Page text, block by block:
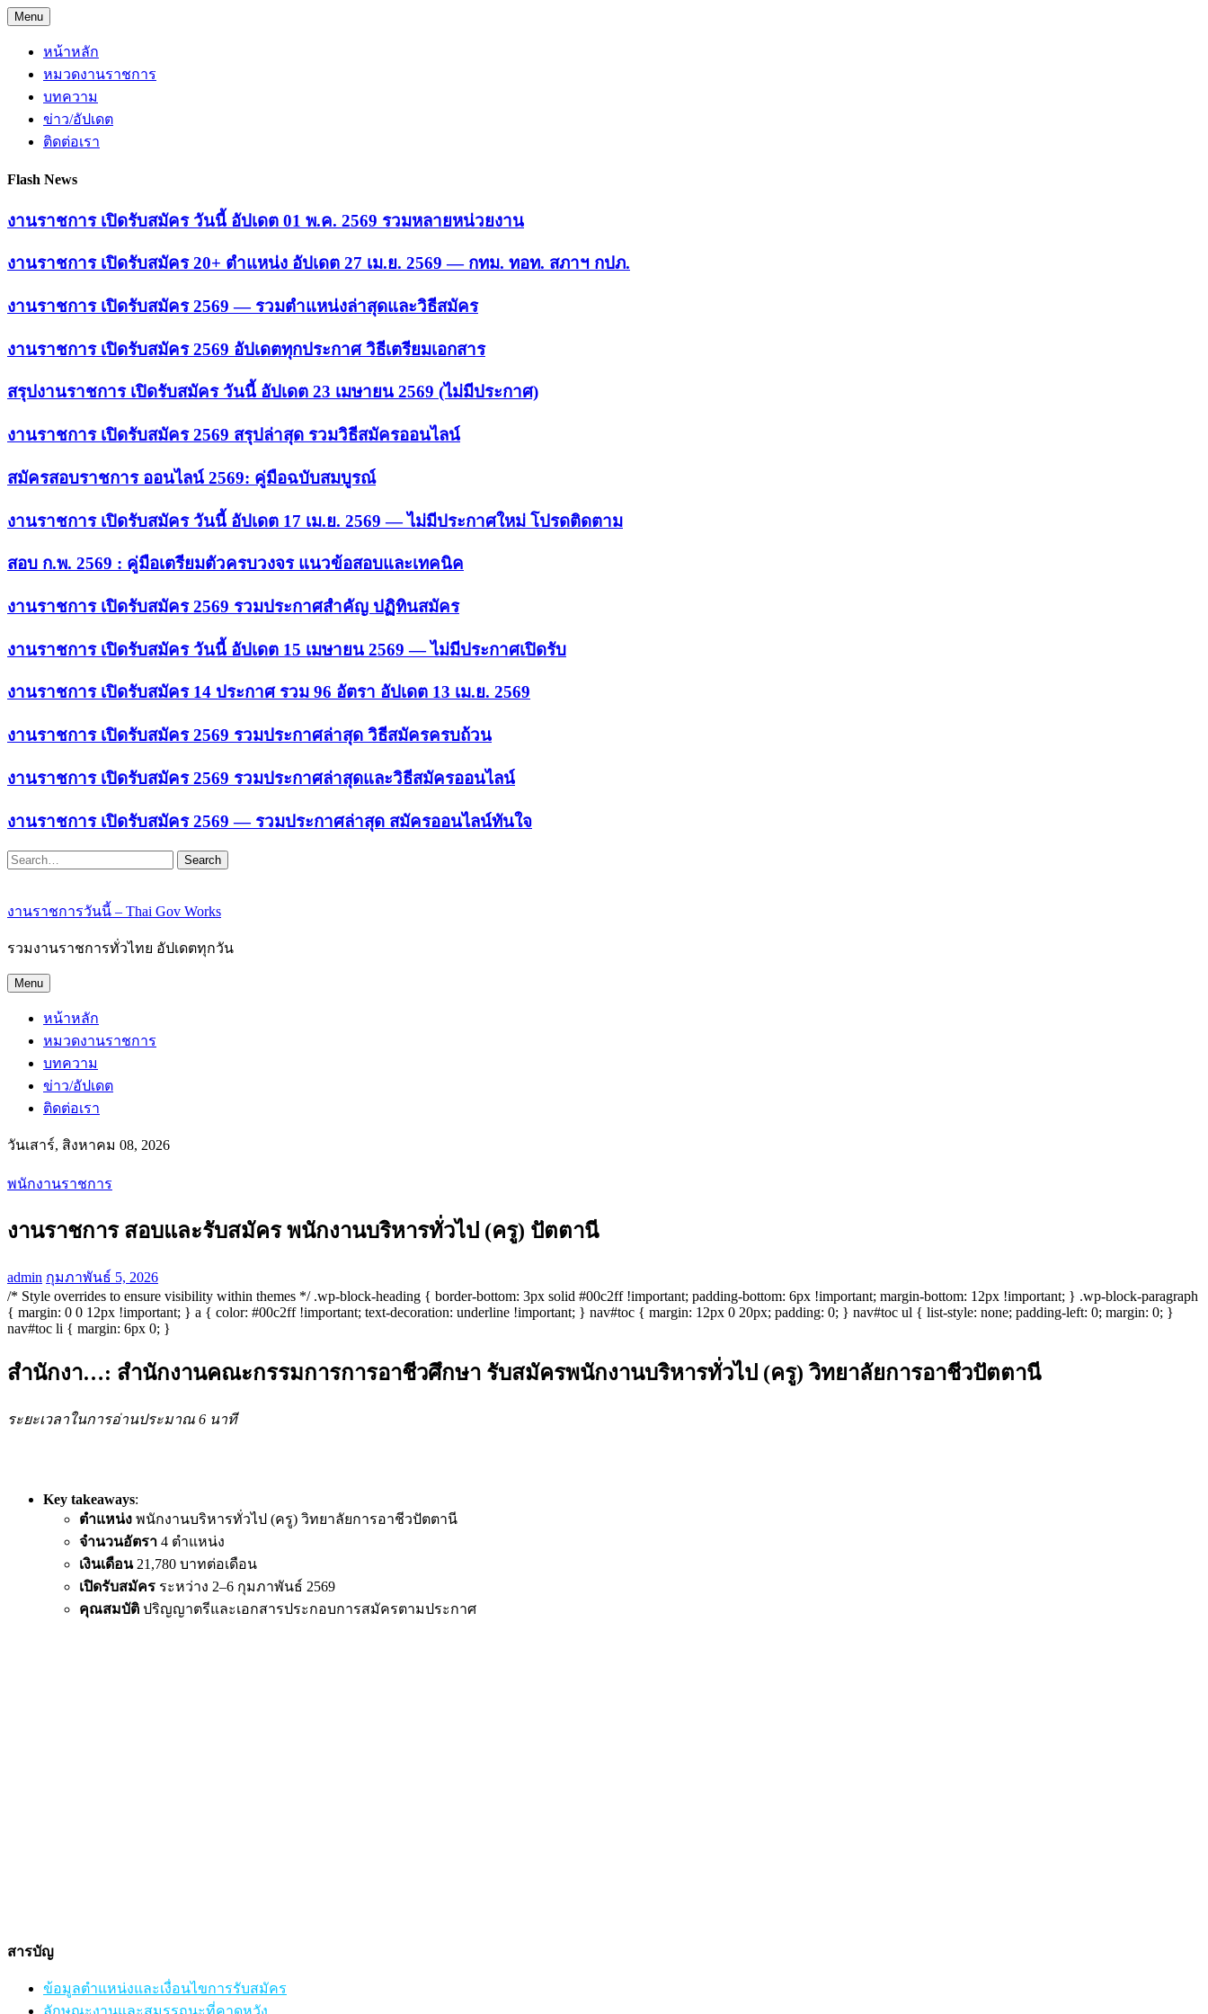
Skip
to
content
Menu
หน้าหลัก
หมวดงานราชการ
บทความ
ข่าว/อัปเดต
ติดต่อเรา
Flash News
งานราชการ เปิดรับสมัคร วันนี้ อัปเดต 01 พ.ค. 2569 รวมหลายหน่วยงาน
งานราชการ เปิดรับสมัคร 20+ ตำแหน่ง อัปเดต 27 เม.ย. 2569 — กทม. ทอท. สภาฯ กปภ.
งานราชการ เปิดรับสมัคร 2569 — รวมตำแหน่งล่าสุดและวิธีสมัคร
งานราชการ เปิดรับสมัคร 2569 อัปเดตทุกประกาศ วิธีเตรียมเอกสาร
สรุปงานราชการ เปิดรับสมัคร วันนี้ อัปเดต 23 เมษายน 2569 (ไม่มีประกาศ)
งานราชการ เปิดรับสมัคร 2569 สรุปล่าสุด รวมวิธีสมัครออนไลน์
สมัครสอบราชการ ออนไลน์ 2569: คู่มือฉบับสมบูรณ์
งานราชการ เปิดรับสมัคร วันนี้ อัปเดต 17 เม.ย. 2569 — ไม่มีประกาศใหม่ โปรดติดตาม
สอบ ก.พ. 2569 : คู่มือเตรียมตัวครบวงจร แนวข้อสอบและเทคนิค
งานราชการ เปิดรับสมัคร 2569 รวมประกาศสำคัญ ปฏิทินสมัคร
งานราชการ เปิดรับสมัคร วันนี้ อัปเดต 15 เมษายน 2569 — ไม่มีประกาศเปิดรับ
งานราชการ เปิดรับสมัคร 14 ประกาศ รวม 96 อัตรา อัปเดต 13 เม.ย. 2569
งานราชการ เปิดรับสมัคร 2569 รวมประกาศล่าสุด วิธีสมัครครบถ้วน
งานราชการ เปิดรับสมัคร 2569 รวมประกาศล่าสุดและวิธีสมัครออนไลน์
งานราชการ เปิดรับสมัคร 2569 — รวมประกาศล่าสุด สมัครออนไลน์ทันใจ
Search
งานราชการวันนี้ – Thai Gov Works
รวมงานราชการทั่วไทย อัปเดตทุกวัน
Menu
หน้าหลัก
หมวดงานราชการ
บทความ
ข่าว/อัปเดต
ติดต่อเรา
วันเสาร์, สิงหาคม 08, 2026
พนักงานราชการ
งานราชการ สอบและรับสมัคร พนักงานบริหารทั่วไป (ครู) ปัตตานี
admin กุมภาพันธ์ 5, 2026
/* Style overrides to ensure visibility within themes */ .wp-block-heading { border-bottom: 3px solid #00c2ff !important; padding-bottom: 6px !important; margin-bottom: 12px !important; } .wp-block-paragraph
{ margin: 0 0 12px !important; } a { color: #00c2ff !important; text-decoration: underline !important; } nav#toc { margin: 12px 0 20px; padding: 0; } nav#toc ul { list-style: none; padding-left: 0; margin: 0; }
nav#toc li { margin: 6px 0; }
สำนักงา…: สำนักงานคณะกรรมการการอาชีวศึกษา รับสมัครพนักงานบริหารทั่วไป (ครู) วิทยาลัยการอาชีวปัตตานี
ระยะเวลาในการอ่านประมาณ 6 นาที
Key takeaways:
ตำแหน่ง พนักงานบริหารทั่วไป (ครู) วิทยาลัยการอาชีวปัตตานี
จำนวนอัตรา 4 ตำแหน่ง
เงินเดือน21,780 บาทต่อเดือน
เปิดรับสมัคร ระหว่าง 2–6 กุมภาพันธ์ 2569
คุณสมบัติ ปริญญาตรีและเอกสารประกอบการสมัครตามประกาศ
สารบัญ
ข้อมูลตำแหน่งและเงื่อนไขการรับสมัคร
ลักษณะงานและสมรรถนะที่คาดหวัง